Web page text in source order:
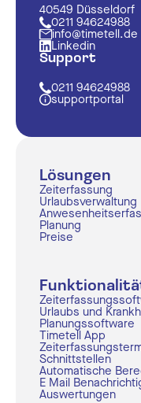
40549 Düsseldorf
0211 94624988
info@timetell.de
Linkedin
Support
0211 94624988
supportportal
Lösungen
Zeiterfassung
Urlaubsverwaltung
Planung
Preise
Urlaubs und
Planungssoftware
Timetell App
Schnittstellen
Automatische
E Mail
Auswertungen